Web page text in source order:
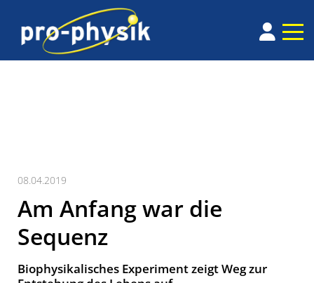
08.04.2019
Am Anfang war die
Sequenz
Biophysikalisches Experiment zeigt Weg zur